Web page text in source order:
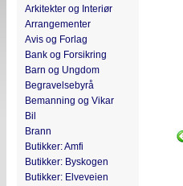
Arkitekter og Interiør
Arrangementer
Avis og Forlag
Bank og Forsikring
Barn og Ungdom
Begravelsebyrå
Bemanning og Vikar
Bil
Brann
Butikker: Amfi
Butikker: Byskogen
Butikker: Elveveien